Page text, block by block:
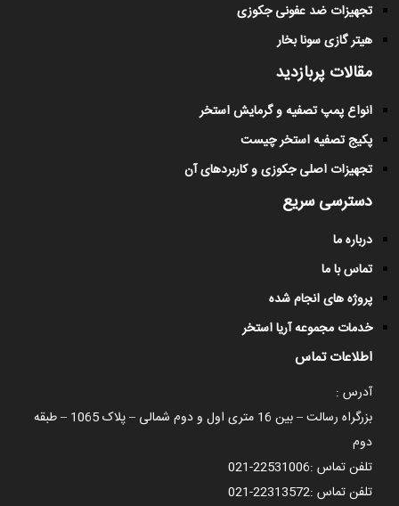
تجهیزات ضد عفونی جکوزی
هیتر گازی سونا بخار
مقالات پربازدید
انواع پمپ تصفیه و گرمایش استخر
پکیج تصفیه استخر چیست
تجهیزات اصلی جکوزی و کاربردهای آن
دسترسی سریع
درباره ما
تماس با ما
پروژه های انجام شده
خدمات مجموعه آریا استخر
اطلاعات تماس
آدرس :
بزرگراه رسالت – بین 16 متری اول و دوم شمالی – پلاک 1065 – طبقه
دوم
تلفن تماس :021-22531006
تلفن تماس :021-22313572